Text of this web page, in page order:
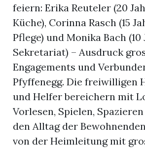
feiern: Erika Reuteler (20
Küche), Corinna Rasch (15
Pflege) und Monika Bach (10
Sekretariat) – Ausdruck
Engagements und
Pfyffenegg. Die freiwilligen
und Helfer bereichern mit
Vorlesen, Spielen,
den Alltag der
von der Heimleitung mit